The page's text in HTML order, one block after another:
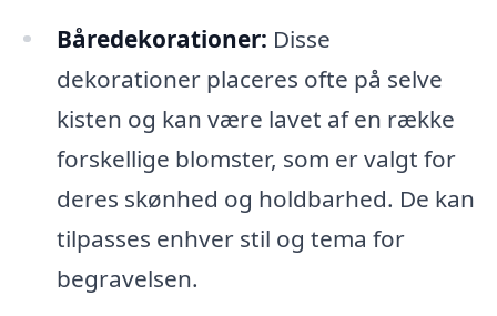
Båredekorationer: Disse
dekorationer placeres ofte på selve
kisten og kan være lavet af en række
forskellige blomster, som er valgt for
deres skønhed og holdbarhed. De kan
tilpasses enhver stil og tema for
begravelsen.